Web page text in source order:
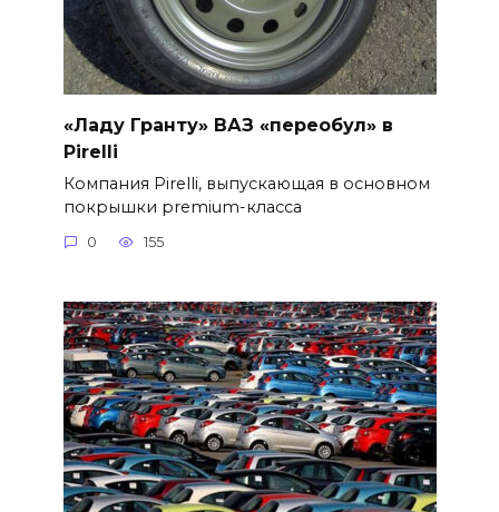
«Ладу Гранту» ВАЗ «переобул» в
Pirelli
Компания Pirelli, выпускающая в основном
покрышки premium-класса
0 155